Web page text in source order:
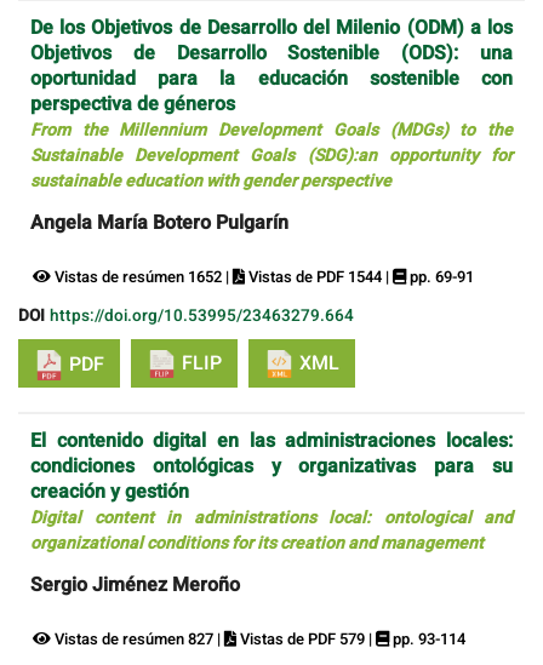
De los Objetivos de Desarrollo del Milenio (ODM) a los
Objetivos de Desarrollo Sostenible (ODS): una
oportunidad para la educación sostenible con
perspectiva de géneros
From the Millennium Development Goals (MDGs) to the
Sustainable Development Goals (SDG):an opportunity for
sustainable education with gender perspective
Angela María Botero Pulgarín
Vistas de resúmen 1652 | Vistas de PDF 1544 | pp. 69-91
DOI https://doi.org/10.53995/23463279.664
PDF FLIP XML
El contenido digital en las administraciones locales:
condiciones ontológicas y organizativas para su
creación y gestión
Digital content in administrations local: ontological and
organizational conditions for its creation and management
Sergio Jiménez Meroño
Vistas de resúmen 827 | Vistas de PDF 579 | pp. 93-114